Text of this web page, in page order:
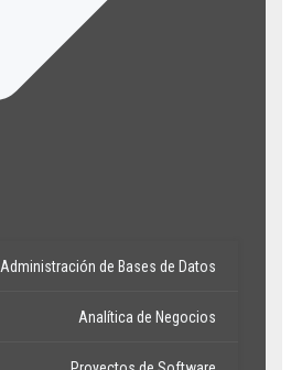
Administración de Bases de Datos
Analítica de Negocios